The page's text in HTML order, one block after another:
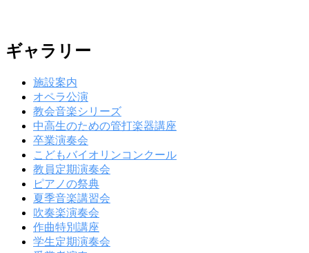
ギャラリー
施設案内
オペラ公演
教会音楽シリーズ
中高生のための管打楽器講座
卒業演奏会
こどもバイオリンコンクール
教員定期演奏会
ピアノの祭典
夏季音楽講習会
吹奏楽演奏会
作曲特別講座
学生定期演奏会